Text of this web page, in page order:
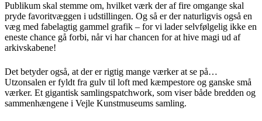
Publikum skal stemme om, hvilket værk der af fire omgange skal
pryde favoritvæggen i udstillingen. Og så er der naturligvis også en
væg med fabelagtig gammel grafik – for vi lader selvfølgelig ikke en
eneste chance gå forbi, når vi har chancen for at hive magi ud af
arkivskabene!
Det betyder også, at der er rigtig mange værker at se på…
Utzonsalen er fyldt fra gulv til loft med kæmpestore og ganske små
værker. Et gigantisk samlingspatchwork, som viser både bredden og
sammenhængene i Vejle Kunstmuseums samling.